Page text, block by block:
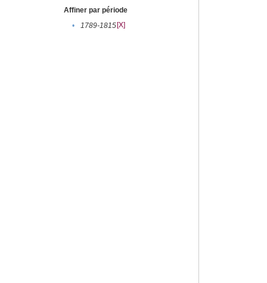
Affiner par période
•
1789-1815[X]